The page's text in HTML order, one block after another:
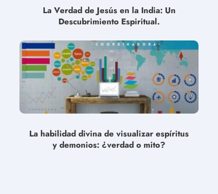
La Verdad de Jesús en la India: Un
Descubrimiento Espiritual.
La habilidad divina de visualizar espíritus
y demonios: ¿verdad o mito?